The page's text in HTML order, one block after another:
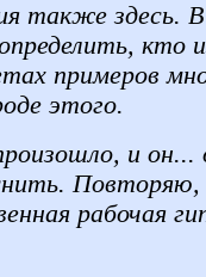
также здесь.
кто
примеров
этого.
и он...
рабочая